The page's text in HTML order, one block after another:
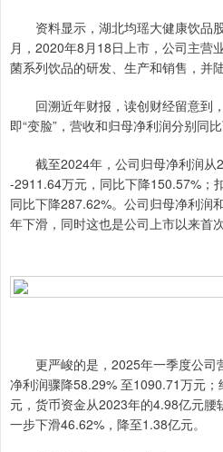
资料显示，湖北均瑶大健康饮品
月，2020年8月18日上市，公司主营
菌系列饮品的研发、生产和销售，并
回溯近年财报，读创财经留意到
即“变脸”，营收和归母净利润分别同
截至2024年，公司归母净利润从
-2911.64万元，同比下降150.57%；
同比下降287.62%。公司归母净利润
年下滑，同时这也是公司上市以来首
更严峻的是，2025年一季度公司
净利润骤降58.29% 至1090.71万元
元，货币资金从2023年的4.98亿元
一步下滑46.62%，降至1.38亿元。